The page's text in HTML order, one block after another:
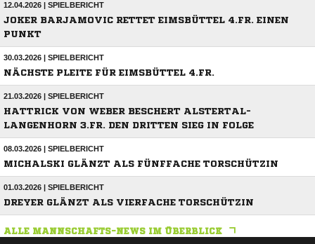
12.04.2026 | SPIELBERICHT
JOKER BARJAMOVIC RETTET EIMSBÜTTEL 4.FR. EINEN
PUNKT
30.03.2026 | SPIELBERICHT
NÄCHSTE PLEITE FÜR EIMSBÜTTEL 4.FR.
21.03.2026 | SPIELBERICHT
HATTRICK VON WEBER BESCHERT ALSTERTAL-
LANGENHORN 3.FR. DEN DRITTEN SIEG IN FOLGE
08.03.2026 | SPIELBERICHT
MICHALSKI GLÄNZT ALS FÜNFFACHE TORSCHÜTZIN
01.03.2026 | SPIELBERICHT
DREYER GLÄNZT ALS VIERFACHE TORSCHÜTZIN
ALLE MANNSCHAFTS-NEWS IM ÜBERBLICK